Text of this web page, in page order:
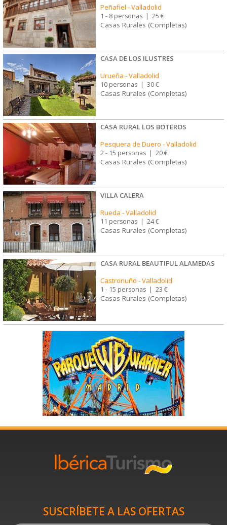
Peñafiel -Valladolid
1 - 8 personas | 25 €
Casas Rurales (Completas)
CASA DE LOS ILUSTRES
Urueña -Valladolid
10 personas | 30 €
Casas Rurales (Completas)
CASA RURAL LOS BOTEROS
Pesquera de Duero -Valladolid
2 - 15 personas | 20 €
Casas Rurales (Completas)
VILLA CALERA
Rueda -Valladolid
11 personas | 24 €
Casas Rurales (Completas)
CASA RURAL BEAUTIFUL ALAMEDAS
Castronuño -Valladolid
1 - 15 personas | 23 €
Casas Rurales (Completas)
SUSCRÍBETE A LAS OFERTAS